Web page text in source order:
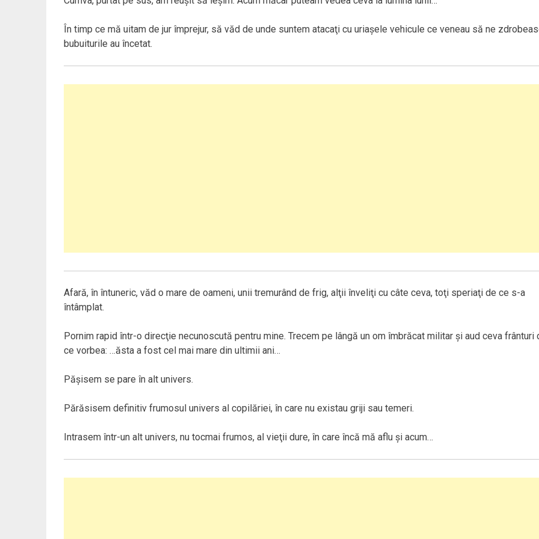
În timp ce mă uitam de jur împrejur, să văd de unde suntem atacaţi cu uriaşele vehicule ce veneau să ne
bubuiturile au încetat.
Afară, în întuneric, văd o mare de oameni, unii tremurând de frig, alţii înveliţi cu câte ceva, toţi speriaţi de ce s-a
întâmplat.
Pornim rapid într-o direcţie necunoscută pentru mine. Trecem pe lângă un om îmbrăcat militar şi aud ceva frânturi
ce vorbea: …ăsta a fost cel mai mare din ultimii ani…
Păşisem se pare în alt univers.
Părăsisem definitiv frumosul univers al copilăriei, în care nu existau griji sau temeri.
Intrasem într-un alt univers, nu tocmai frumos, al vieţii dure, în care încă mă aflu şi acum…